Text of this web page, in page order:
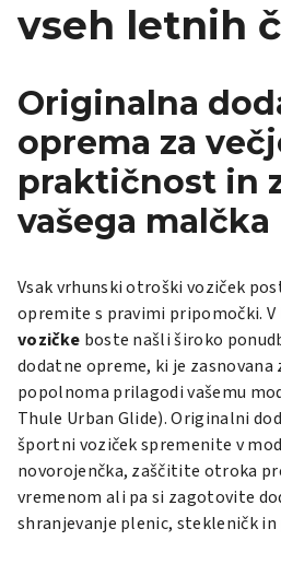
vseh letnih
Originalna
oprema za
praktičnost in
vašega malčka
Vsak vrhunski otroški voziček
opremite s pravimi pripomočki.
vozičke boste našli široko
dodatne opreme, ki je zasnovana
popolnoma prilagodi vašemu
Thule Urban Glide). Originalni
športni voziček spremenite v
novorojenčka, zaščitite otroka
vremenom ali pa si zagotovite
shranjevanje plenic, stekleničk